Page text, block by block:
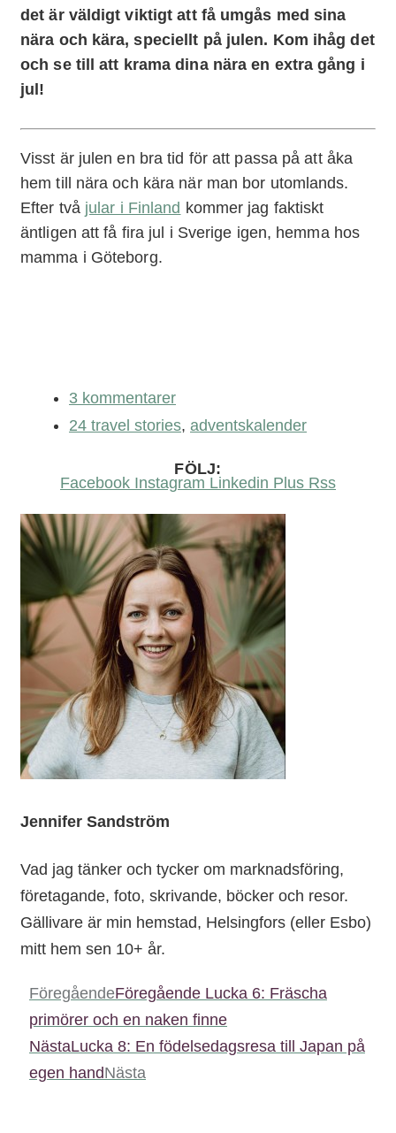
det är väldigt viktigt att få umgås med sina
nära och kära, speciellt på julen. Kom ihåg det
och se till att krama dina nära en extra gång i
jul!
Visst är julen en bra tid för att passa på att åka
hem till nära och kära när man bor utomlands.
Efter två jular i Finland kommer jag faktiskt
äntligen att få fira jul i Sverige igen, hemma hos
mamma i Göteborg.
3 kommentarer
24 travel stories, adventskalender
FÖLJ:
Facebook Instagram Linkedin Plus Rss
Jennifer Sandström
Vad jag tänker och tycker om marknadsföring,
företagande, foto, skrivande, böcker och resor.
Gällivare är min hemstad, Helsingfors (eller Esbo)
mitt hem sen 10+ år.
FöregåendeFöregående Lucka 6: Fräscha
primörer och en naken finne
NästaLucka 8: En födelsedagsresa till Japan på
egen handNästa